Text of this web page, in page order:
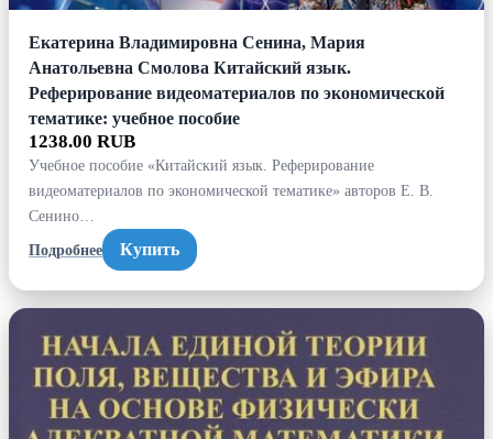
Екатерина Владимировна Сенина, Мария
Анатольевна Смолова Китайский язык.
Реферирование видеоматериалов по экономической
тематике: учебное пособие
1238.00 RUB
Учебное пособие «Китайский язык. Реферирование
видеоматериалов по экономической тематике» авторов Е. В.
Сенино…
Подробнее
Купить